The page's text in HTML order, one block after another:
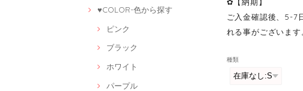
♥COLOR-色から探す
ピンク
ブラック
ホワイト
パープル
ご入金確認後、5-7
れる事がございま
種類